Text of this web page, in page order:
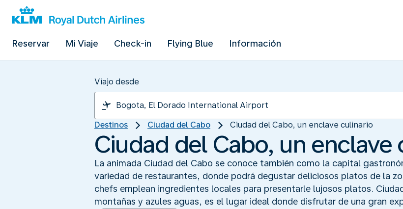
Reservar Mi Viaje Check-in Flying Blue Información
Viajo desde
Destinos Ciudad del Cabo Ciudad del Cabo, un enclave culinario
Ciudad del Cabo, un enclave
La animada Ciudad del Cabo se conoce también como la capital
variedad de restaurantes, donde podrá degustar deliciosos platos de la
chefs emplean ingredientes locales para presentarle lujosos platos.
montañas y azules aguas, es el lugar ideal donde disfrutar de una gran